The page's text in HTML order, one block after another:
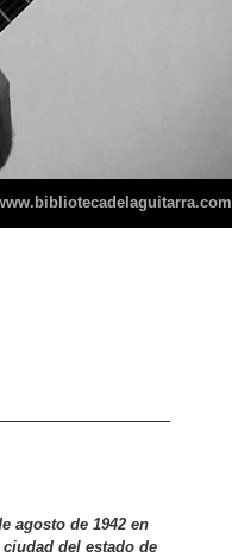
agosto de 1942 en
del estado de